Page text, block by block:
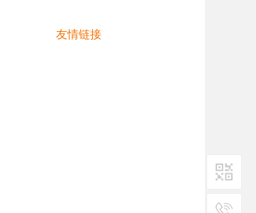
友情链接
二维码1